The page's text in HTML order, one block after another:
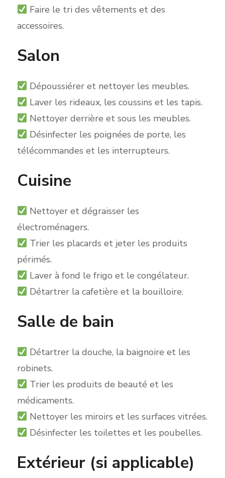
Faire le tri des vêtements et des
accessoires.
Salon
Dépoussiérer et nettoyer les meubles.
Laver les rideaux, les coussins et les tapis.
Nettoyer derrière et sous les meubles.
Désinfecter les poignées de porte, les
télécommandes et les interrupteurs.
Cuisine
Nettoyer et dégraisser les
électroménagers.
Trier les placards et jeter les produits
périmés.
Laver à fond le frigo et le congélateur.
Détartrer la cafetière et la bouilloire.
Salle de bain
Détartrer la douche, la baignoire et les
robinets.
Trier les produits de beauté et les
médicaments.
Nettoyer les miroirs et les surfaces vitrées.
Désinfecter les toilettes et les poubelles.
Extérieur (si applicable)